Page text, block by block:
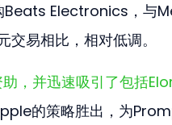
Beats Electronics，与
易相比，相对低调。
，并迅速吸引了包括
的策略胜出，为